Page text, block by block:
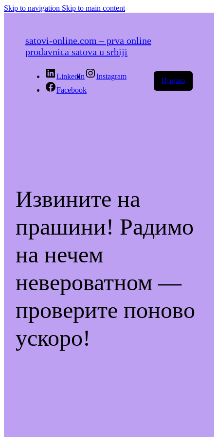
Skip to navigation Skip to main content
satovi-online.com – prva online
prodavnica satova u srbiji
LinkedIn
Instagram
Facebook
Пријава
Извините на
прашини! Радимо
на нечем
невероватном —
проверите поново
ускоро!